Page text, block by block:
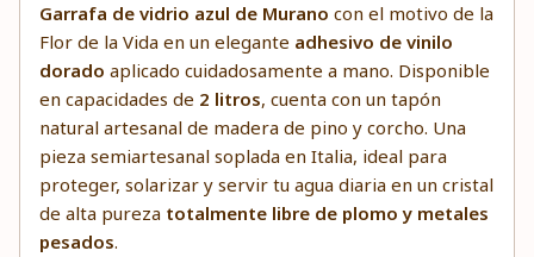
Garrafa de vidrio azul de Murano con el motivo de la
Flor de la Vida en un elegante adhesivo de vinilo
dorado aplicado cuidadosamente a mano. Disponible
en capacidades de 2 litros, cuenta con un tapón
natural artesanal de madera de pino y corcho. Una
pieza semiartesanal soplada en Italia, ideal para
proteger, solarizar y servir tu agua diaria en un cristal
de alta pureza totalmente libre de plomo y metales
pesados.